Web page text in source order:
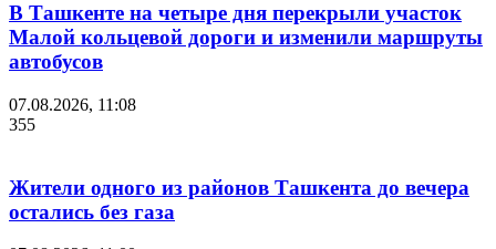
В Ташкенте на четыре дня перекрыли участок
Малой кольцевой дороги и изменили маршруты
автобусов
07.08.2026, 11:08
355
Жители одного из районов Ташкента до вечера
остались без газа